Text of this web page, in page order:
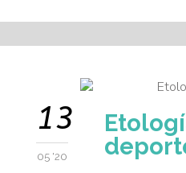
13
05 '20